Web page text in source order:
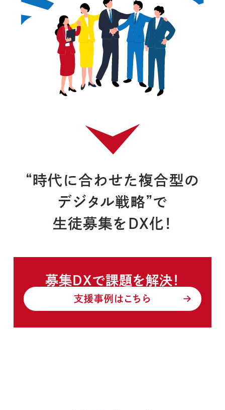
“時代に合わせた複合型の
デジタル戦略”で
生徒募集をDX化！
募集DXで課題を解決！
支援事例はこちら